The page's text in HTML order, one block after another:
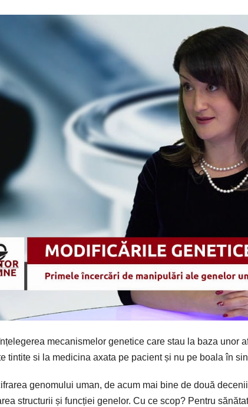
mecanismelor genetice care stau la baza unor
tintite si la medicina axata pe pacient și nu pe boala în
genomului uman, de acum mai bine de două
structurii și funcției genelor. Cu ce scop? Pentru